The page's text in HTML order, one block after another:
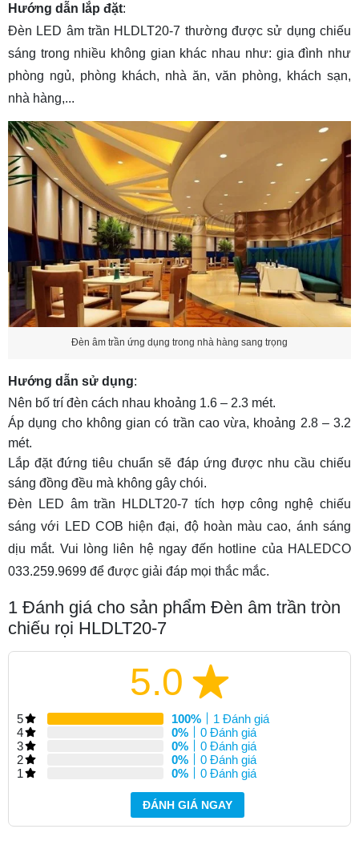
Hướng dẫn lắp đặt:
Đèn LED âm trần HLDLT20-7 thường được sử dụng chiếu
sáng trong nhiều không gian khác nhau như: gia đình như
phòng ngủ, phòng khách, nhà ăn, văn phòng, khách sạn,
nhà hàng,...
Đèn âm trần ứng dụng trong nhà hàng sang trọng
Hướng dẫn sử dụng:
Nên bố trí đèn cách nhau khoảng 1.6 – 2.3 mét.
Áp dụng cho không gian có trần cao vừa, khoảng 2.8 – 3.2
mét.
Lắp đặt đứng tiêu chuẩn sẽ đáp ứng được nhu cầu chiếu
sáng đồng đều mà không gây chói.
Đèn LED âm trần HLDLT20-7 tích hợp công nghệ chiếu
sáng với LED COB hiện đại, độ hoàn màu cao, ánh sáng
dịu mắt. Vui lòng liên hệ ngay đến hotline của HALEDCO
033.259.9699 để được giải đáp mọi thắc mắc.
1 Đánh giá cho sản phẩm Đèn âm trần tròn
chiếu rọi HLDLT20-7
5.0
5 100%
1 Đánh giá
4
0%
0 Đánh giá
3
0%
0 Đánh giá
2
0%
0 Đánh giá
1
0% 0 Đánh giá
ĐÁNH GIÁ NGAY